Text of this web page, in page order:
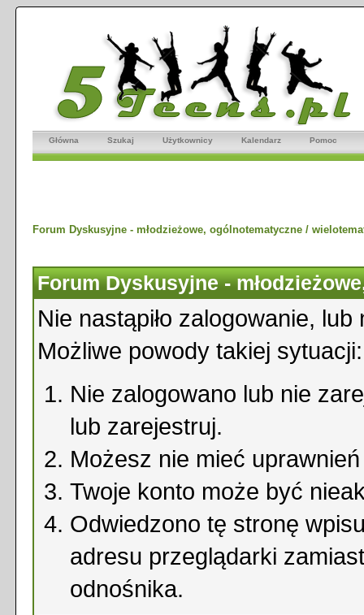
Główna Szukaj Użytkownicy Kalendarz Pomoc
Forum Dyskusyjne - młodzieżowe, ogólnotematyczne /
Forum Dyskusyjne -
Nie nastąpiło zalogowanie,
Możliwe powody takiej sytuacji:
Nie zalogowano lub nie
lub zarejestruj.
Możesz nie mieć
Twoje konto może być
Odwiedzono tę stronę
adresu przeglądarki
odnośnika.